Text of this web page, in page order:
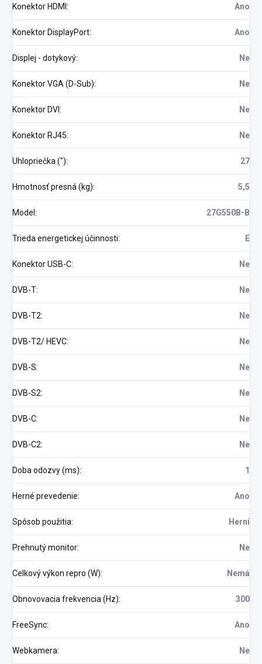
Konektor HDMI : Ano
Konektor DisplayPort: Ano
Displej - dotykový: Ne
Konektor VGA (D-Sub): Ne
Konektor DVI: Ne
Konektor RJ45: Ne
Uhlopriečka ("): 27
Hmotnosť presná (kg): 5,5
Model : 27G550B-B
Trieda energetickej účinnosti: E
Konektor USB-C: Ne
DVB-T: Ne
DVB-T2: Ne
DVB-T2/ HEVC: Ne
DVB-S: Ne
DVB-S2: Ne
DVB-C: Ne
DVB-C2: Ne
Doba odozvy (ms): 1
Herné prevedenie: Ano
Spôsob použitia: Herní
Prehnutý monitor: Ne
Celkový výkon repro (W): Nemá
Obnovovacia frekvencia (Hz): 300
FreeSync: Ano
Webkamera: Ne